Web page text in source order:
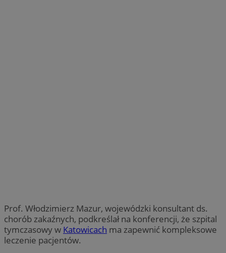
Prof. Włodzimierz Mazur, wojewódzki konsultant ds.
chorób zakaźnych, podkreślał na konferencji, że szpital
tymczasowy w Katowicach ma zapewnić kompleksowe
leczenie pacjentów.